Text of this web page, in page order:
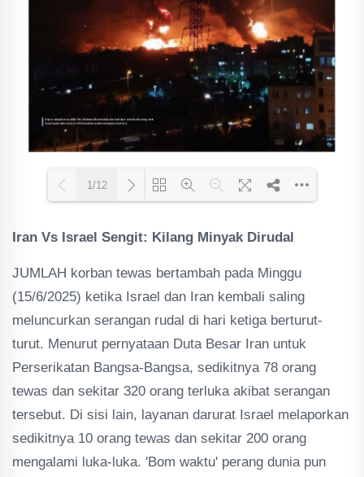
Loading PDF 70% ...
1/12
Iran Vs Israel Sengit: Kilang Minyak Dirudal
JUMLAH korban tewas bertambah pada Minggu
(15/6/2025) ketika Israel dan Iran kembali saling
meluncurkan serangan rudal di hari ketiga berturut-
turut. Menurut pernyataan Duta Besar Iran untuk
Perserikatan Bangsa-Bangsa, sedikitnya 78 orang
tewas dan sekitar 320 orang terluka akibat serangan
tersebut. Di sisi lain, layanan darurat Israel melaporkan
sedikitnya 10 orang tewas dan sekitar 200 orang
mengalami luka-luka. 'Bom waktu' perang dunia pun